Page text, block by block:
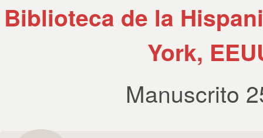
Biblioteca de la
York,
Manuscrito